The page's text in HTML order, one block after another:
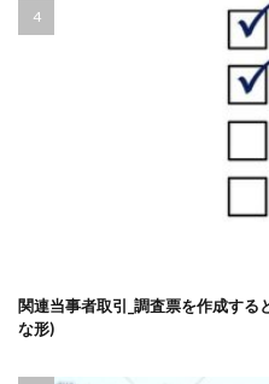
関連当事者取引_調査票を作成す
な形)